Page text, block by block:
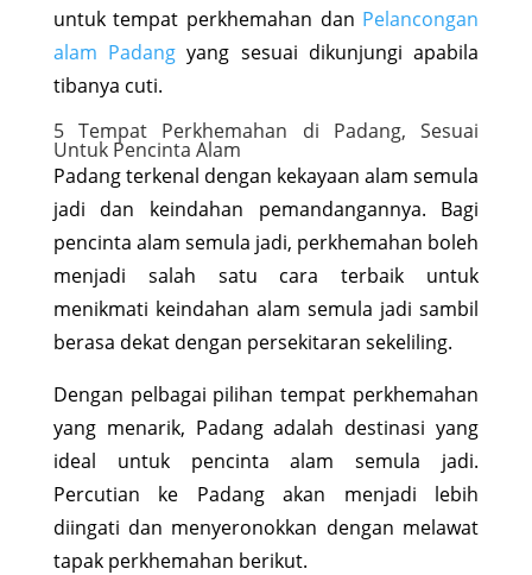
untuk tempat perkhemahan dan Pelancongan
alam Padang yang sesuai dikunjungi apabila
tibanya cuti.
5 Tempat Perkhemahan di Padang, Sesuai
Untuk Pencinta Alam
Padang terkenal dengan kekayaan alam semula
jadi dan keindahan pemandangannya. Bagi
pencinta alam semula jadi, perkhemahan boleh
menjadi salah satu cara terbaik untuk
menikmati keindahan alam semula jadi sambil
berasa dekat dengan persekitaran sekeliling.
Dengan pelbagai pilihan tempat perkhemahan
yang menarik, Padang adalah destinasi yang
ideal untuk pencinta alam semula jadi.
Percutian ke Padang akan menjadi lebih
diingati dan menyeronokkan dengan melawat
tapak perkhemahan berikut.